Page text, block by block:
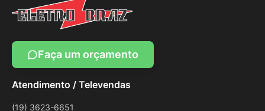
Faça um orçamento
Atendimento / Televendas
(19) 3623-6651